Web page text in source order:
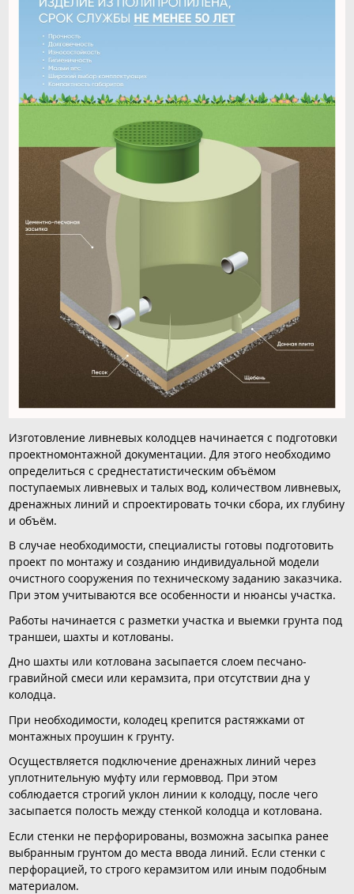
Изготовление ливневых колодцев начинается с подготовки
проектномонтажной документации. Для этого необходимо
определиться с среднестатистическим объёмом
поступаемых ливневых и талых вод, количеством ливневых,
дренажных линий и спроектировать точки сбора, их глубину
и объём.
В случае необходимости, специалисты готовы подготовить
проект по монтажу и созданию индивидуальной модели
очистного сооружения по техническому заданию заказчика.
При этом учитываются все особенности и нюансы участка.
Работы начинается с разметки участка и выемки грунта под
траншеи, шахты и котлованы.
Дно шахты или котлована засыпается слоем песчано-
гравийной смеси или керамзита, при отсутствии дна у
колодца.
При необходимости, колодец крепится растяжками от
монтажных проушин к грунту.
Осуществляется подключение дренажных линий через
уплотнительную муфту или гермоввод. При этом
соблюдается строгий уклон линии к колодцу, после чего
засыпается полость между стенкой колодца и котлована.
Если стенки не перфорированы, возможна засыпка ранее
выбранным грунтом до места ввода линий. Если стенки с
перфорацией, то строго керамзитом или иным подобным
материалом.